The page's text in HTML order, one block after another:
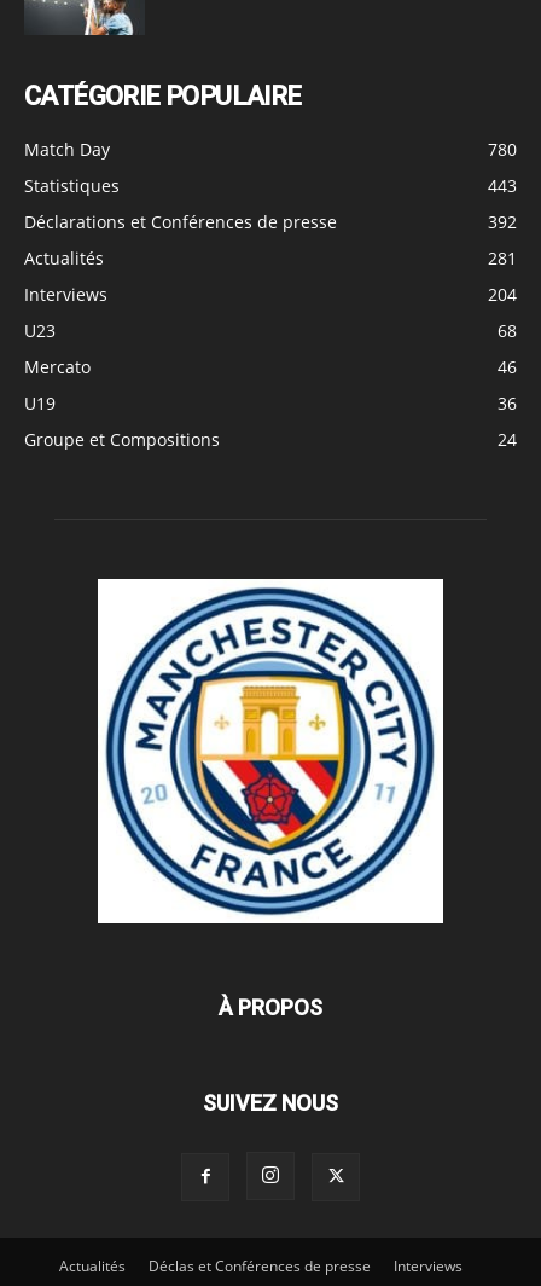
CATÉGORIE POPULAIRE
Match Day
780
Statistiques
443
Déclarations et Conférences de presse
392
Actualités
281
Interviews
204
U23
68
Mercato
46
U19
36
Groupe et Compositions
24
À PROPOS
SUIVEZ NOUS
Actualités Déclas et Conférences de presse
Interviews